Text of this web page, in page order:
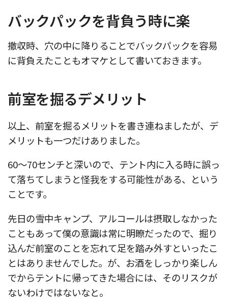
バックパックを背負う時に楽
撤収時、穴の中に降りることでバックパックを容易
に背負えたこともオマケとして書いておきます。
前室を掘るデメリット
以上、前室を掘るメリットを書き連ねましたが、デ
メリットも一つだけありました。
60〜70センチと深いので、テント内に入る時に誤っ
て落ちてしまうと怪我をする可能性がある、という
ことです。
先日の雪中キャンプ、アルコールは摂取しなかった
こともあって僕の意識は常に明瞭だったので、掘り
込んだ前室のことを忘れて足を踏み外すといったこ
とはありませんでした。が、お酒をしっかり楽しん
でからテントに帰ってきた場合には、そのリスクが
ないわけではないなと。